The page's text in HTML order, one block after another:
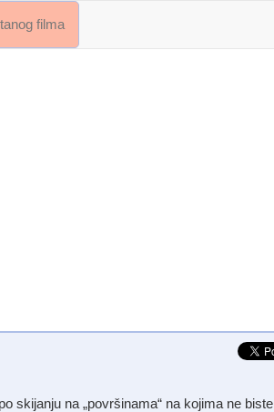
filma
skijanju na „površinama“ na kojima ne biste